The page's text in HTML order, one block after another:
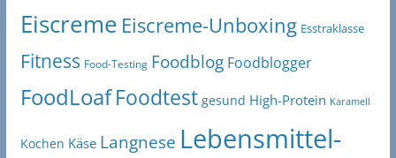
Eiscreme Eiscreme-Unboxing Esstraklasse
Fitness Food-Testing Foodblog Foodblogger
FoodLoaf Foodtest gesund High-Protein Karamell
Kochen Käse Langnese Lebensmittel-